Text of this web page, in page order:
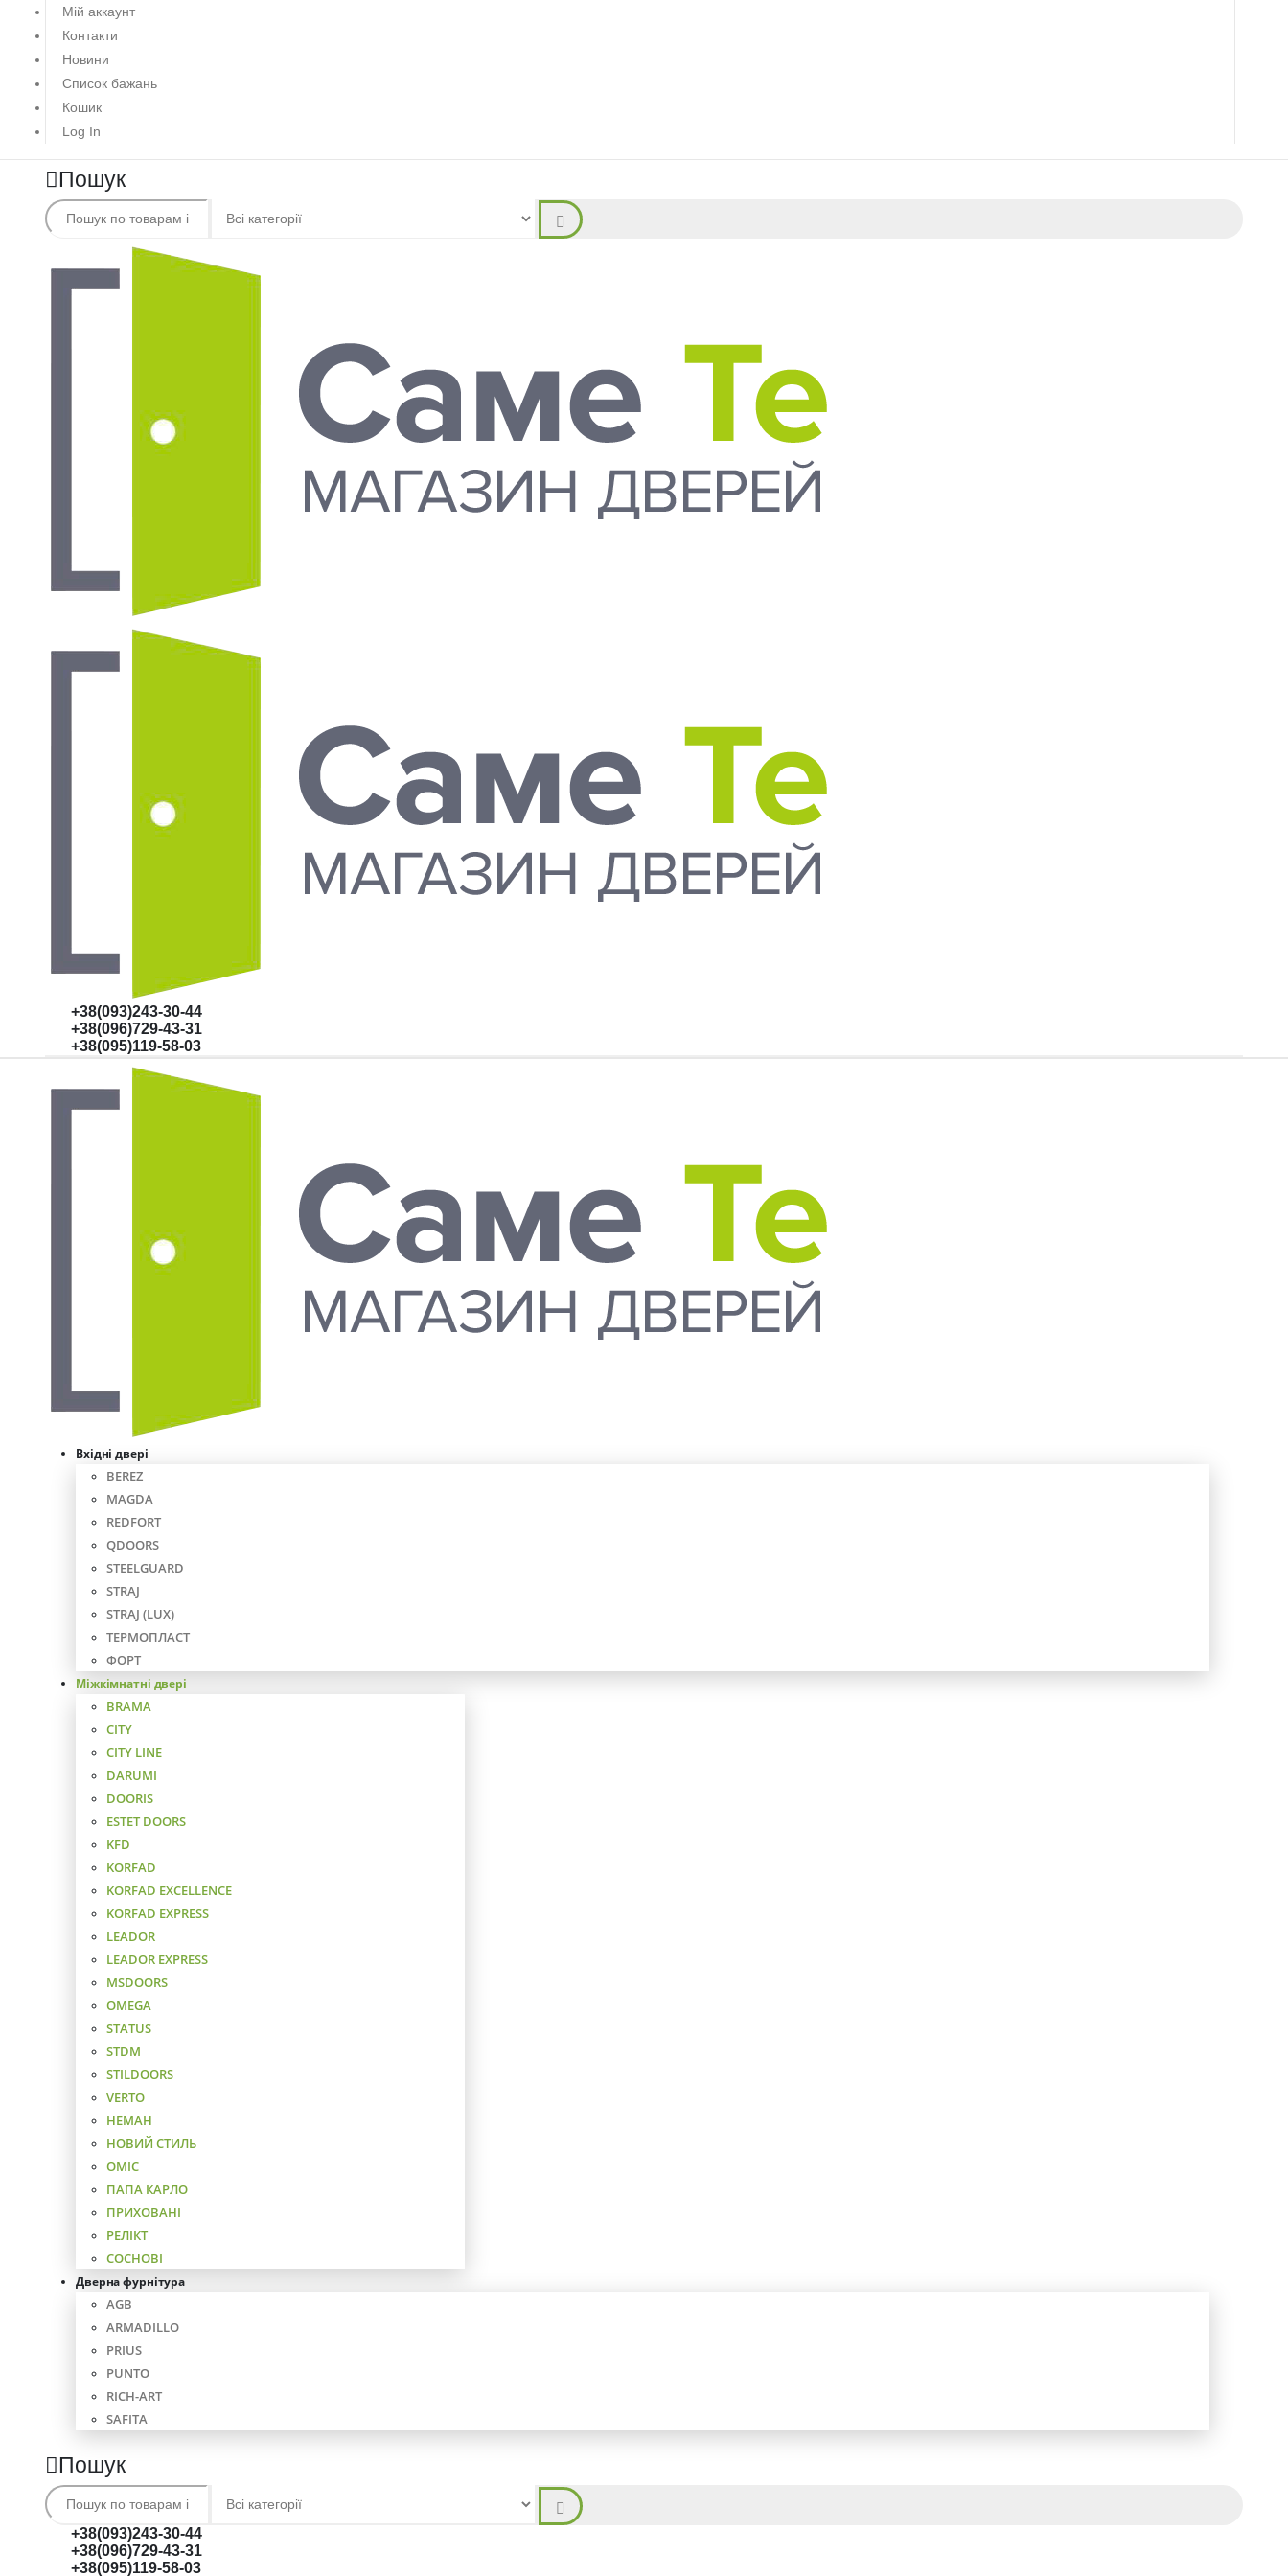
Мій аккаунт
Контакти
Новини
Список бажань
Кошик
Log In
Пошук
+38(093)243-30-44
+38(096)729-43-31
+38(095)119-58-03
Вхідні двері
BEREZ
MAGDA
REDFORT
QDOORS
STEELGUARD
STRAJ
STRAJ (LUX)
ТЕРМОПЛАСТ
ФОРТ
Міжкімнатні двері
BRAMA
CITY
CITY LINE
DARUMI
DOORIS
ESTET DOORS
KFD
KORFAD
KORFAD EXCELLENCE
KORFAD EXPRESS
LEADOR
LEADOR EXPRESS
MSDOORS
OMEGA
STATUS
STDM
STILDOORS
VERTO
НЕМАН
НОВИЙ СТИЛЬ
ОМІС
ПАПА КАРЛО
ПРИХОВАНІ
РЕЛІКТ
СОСНОВІ
Дверна фурнітура
AGB
ARMADILLO
PRIUS
PUNTO
RICH-ART
SAFITA
Пошук
+38(093)243-30-44
+38(096)729-43-31
+38(095)119-58-03